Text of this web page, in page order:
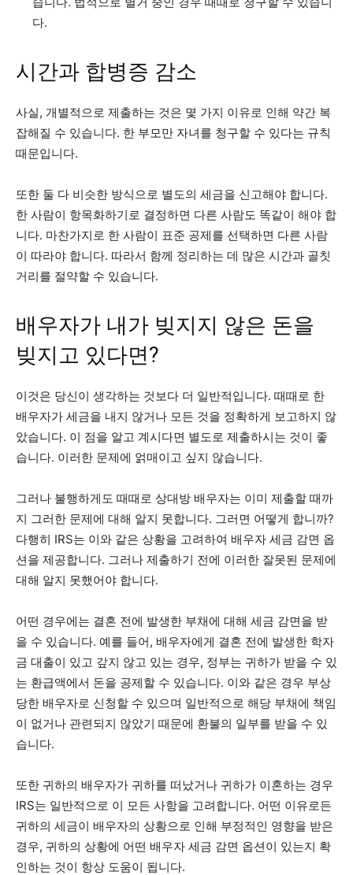
다.
시간과 합병증 감소
사실, 개별적으로 제출하는 것은 몇 가지 이유로 인해 약간 복
잡해질 수 있습니다. 한 부모만 자녀를 청구할 수 있다는 규칙
때문입니다.
또한 둘 다 비슷한 방식으로 별도의 세금을 신고해야 합니다.
한 사람이 항목화하기로 결정하면 다른 사람도 똑같이 해야 합
니다. 마찬가지로 한 사람이 표준 공제를 선택하면 다른 사람
이 따라야 합니다. 따라서 함께 정리하는 데 많은 시간과 골칫
거리를 절약할 수 있습니다.
배우자가 내가 빚지지 않은 돈을
빚지고 있다면?
이것은 당신이 생각하는 것보다 더 일반적입니다. 때때로 한
배우자가 세금을 내지 않거나 모든 것을 정확하게 보고하지 않
았습니다. 이 점을 알고 계시다면 별도로 제출하시는 것이 좋
습니다. 이러한 문제에 얽매이고 싶지 않습니다.
그러나 불행하게도 때때로 상대방 배우자는 이미 제출할 때까
지 그러한 문제에 대해 알지 못합니다. 그러면 어떻게 합니까?
다행히 IRS는 이와 같은 상황을 고려하여 배우자 세금 감면 옵
션을 제공합니다. 그러나 제출하기 전에 이러한 잘못된 문제에
대해 알지 못했어야 합니다.
어떤 경우에는 결혼 전에 발생한 부채에 대해 세금 감면을 받
을 수 있습니다. 예를 들어, 배우자에게 결혼 전에 발생한 학자
금 대출이 있고 갚지 않고 있는 경우, 정부는 귀하가 받을 수 있
는 환급액에서 돈을 공제할 수 있습니다. 이와 같은 경우 부상
당한 배우자로 신청할 수 있으며 일반적으로 해당 부채에 책임
이 없거나 관련되지 않았기 때문에 환불의 일부를 받을 수 있
습니다.
또한 귀하의 배우자가 귀하를 떠났거나 귀하가 이혼하는 경우
IRS는 일반적으로 이 모든 사항을 고려합니다. 어떤 이유로든
귀하의 세금이 배우자의 상황으로 인해 부정적인 영향을 받은
경우, 귀하의 상황에 어떤 배우자 세금 감면 옵션이 있는지 확
인하는 것이 항상 도움이 됩니다.